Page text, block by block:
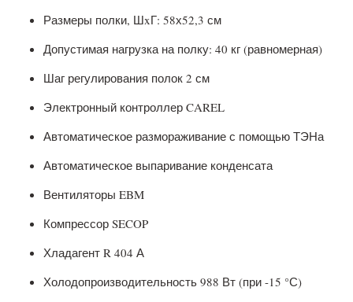
Размеры полки, ШxГ: 58х52,3 см
Допустимая нагрузка на полку: 40 кг (равномерная)
Шаг регулирования полок 2 см
Электронный контроллер CAREL
Автоматическое размораживание с помощью ТЭНа
Автоматическое выпаривание конденсата
Вентиляторы EBM
Компрессор SECOP
Хладагент R 404 А
Холодопроизводительность 988 Вт (при -15 °С)